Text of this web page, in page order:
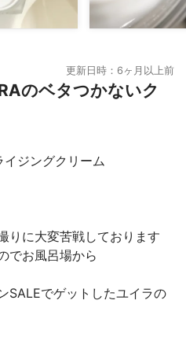
更新日時：6ヶ月以上前
のベタつかないク
ジングクリーム
りに大変苦戦しております
でお風呂場から
SALEでゲットしたユイラの